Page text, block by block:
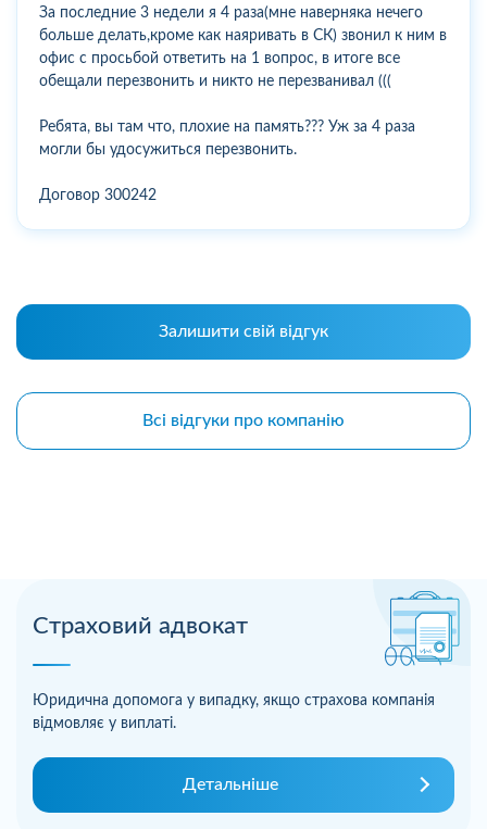
Страховий адвокат
Юридична допомога у випадку, якщо страхова компанія
відмовляє у виплаті.
Детальніше
За последние 3 недели я 4 раза(мне наверняка нечего
больше делать,кроме как наяривать в СК) звонил к ним в
офис с просьбой ответить на 1 вопрос, в итоге все
обещали перезвонить и никто не перезванивал (((
Ребята, вы там что, плохие на память??? Уж за 4 раза
могли бы удосужиться перезвонить.
Договор 300242
Залишити свій відгук
Всі відгуки про компанію